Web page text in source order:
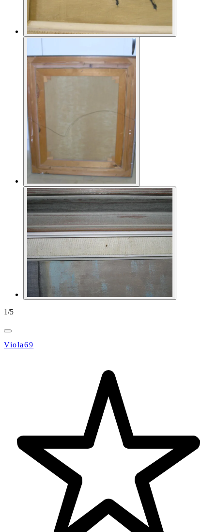
1/5
Viola69